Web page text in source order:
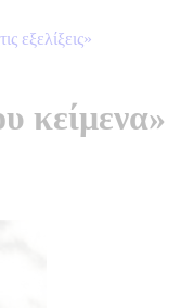
εξελίξεις»
κείμενα»